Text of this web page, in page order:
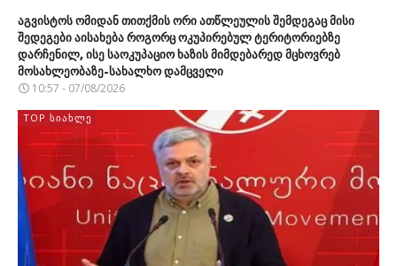
აგვისტოს ომიდან თითქმის ორი ათწლეულის შემდეგაც მისი
შედეგები აისახება როგორც ოკუპირებულ ტერიტორიებზე
დარჩენილ, ისე საოკუპაციო ხაზის მიმდებარედ მცხოვრებ
მოსახლეობაზე-სახალხო დამცველი
10:57 - 07/08/2026
TOP ᲡᲘᲐᲮᲚᲔ